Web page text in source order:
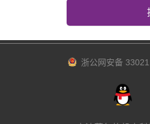
浙公网安备